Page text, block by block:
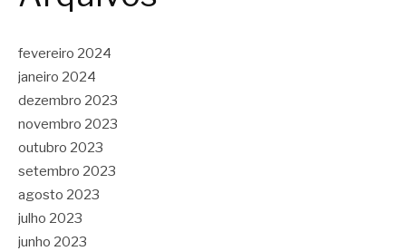
fevereiro 2024
janeiro 2024
dezembro 2023
novembro 2023
outubro 2023
setembro 2023
agosto 2023
julho 2023
junho 2023